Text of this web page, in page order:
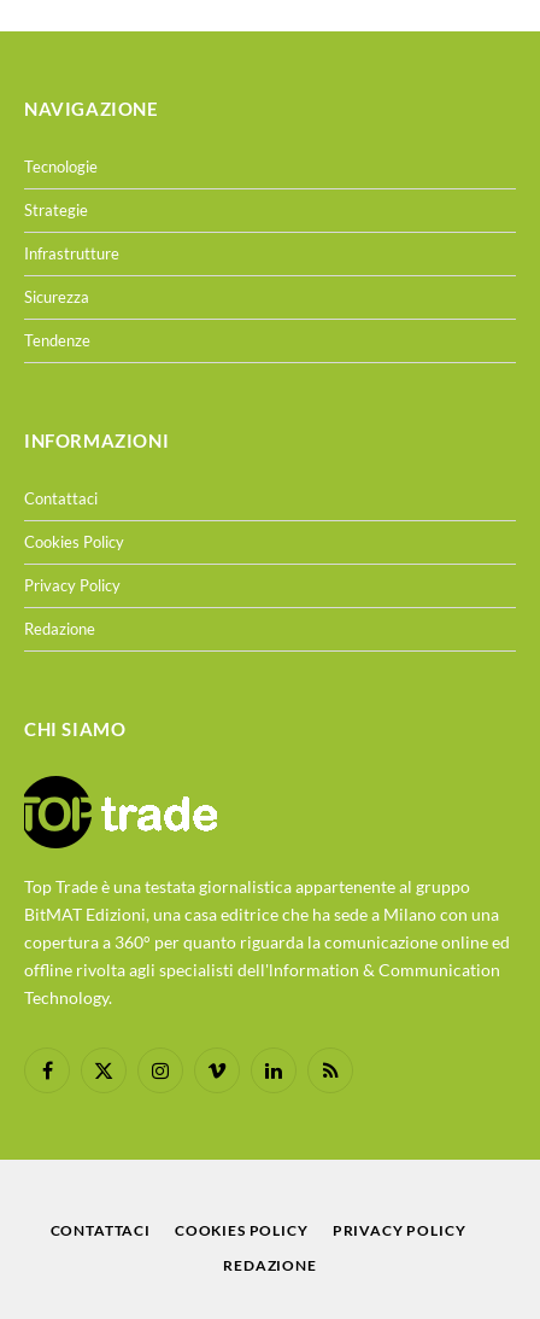
NAVIGAZIONE
Tecnologie
Strategie
Infrastrutture
Sicurezza
Tendenze
INFORMAZIONI
Contattaci
Cookies Policy
Privacy Policy
Redazione
CHI SIAMO
Top Trade è una testata giornalistica appartenente al gruppo
BitMAT Edizioni, una casa editrice che ha sede a Milano con una
copertura a 360° per quanto riguarda la comunicazione online ed
offline rivolta agli specialisti dell'lnformation & Communication
Technology.
Facebook
X
InstagramVimeo LinkedInRSS
CONTATTACI COOKIES POLICY
PRIVACY POLICY
REDAZIONE